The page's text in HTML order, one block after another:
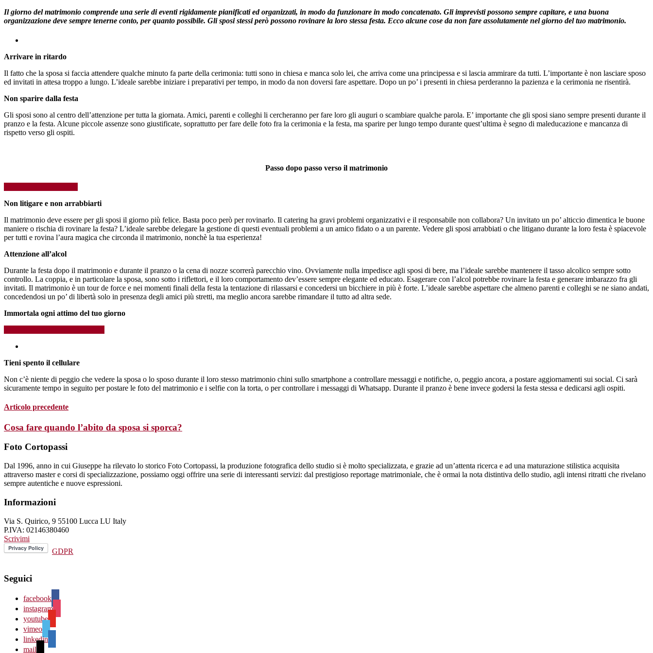
Il giorno del matrimonio comprende una serie di eventi rigidamente pianificati ed organizzati, in modo da funzionare in modo concatenato. Gli imprevisti possono sempre capitare, e una buona
organizzazione deve sempre tenerne conto, per quanto possibile. Gli sposi stessi però possono rovinare la loro stessa festa. Ecco alcune cose da non fare assolutamente nel giorno del tuo matrimonio.
Arrivare in ritardo
Il fatto che la sposa si faccia attendere qualche minuto fa parte della cerimonia: tutti sono in chiesa e manca solo lei, che arriva come una principessa e si lascia ammirare da tutti. L’importante è non lasciare sposo
ed invitati in attesa troppo a lungo. L’ideale sarebbe iniziare i preparativi per tempo, in modo da non doversi fare aspettare. Dopo un po’ i presenti in chiesa perderanno la pazienza e la cerimonia ne risentirà.
Non sparire dalla festa
Gli sposi sono al centro dell’attenzione per tutta la giornata. Amici, parenti e colleghi li cercheranno per fare loro gli auguri o scambiare qualche parola. E’ importante che gli sposi siano sempre presenti durante il
pranzo e la festa. Alcune piccole assenze sono giustificate, soprattutto per fare delle foto fra la cerimonia e la festa, ma sparire per lungo tempo durante quest’ultima è segno di maleducazione e mancanza di
rispetto verso gli ospiti.
Passo dopo passo verso il matrimonio
Non litigare e non arrabbiarti
Il matrimonio deve essere per gli sposi il giorno più felice. Basta poco però per rovinarlo. Il catering ha gravi problemi organizzativi e il responsabile non collabora? Un invitato un po’ alticcio dimentica le buone
maniere o rischia di rovinare la festa? L’ideale sarebbe delegare la gestione di questi eventuali problemi a un amico fidato o a un parente. Vedere gli sposi arrabbiati o che litigano durante la loro festa è spiacevole
per tutti e rovina l’aura magica che circonda il matrimonio, nonchè la tua esperienza!
Attenzione all’alcol
Durante la festa dopo il matrimonio e durante il pranzo o la cena di nozze scorrerà parecchio vino. Ovviamente nulla impedisce agli sposi di bere, ma l’ideale sarebbe mantenere il tasso alcolico sempre sotto
controllo. La coppia, e in particolare la sposa, sono sotto i riflettori, e il loro comportamento dev’essere sempre elegante ed educato. Esagerare con l’alcol potrebbe rovinare la festa e generare imbarazzo fra gli
invitati. Il matrimonio è un tour de force e nei momenti finali della festa la tentazione di rilassarsi e concedersi un bicchiere in più è forte. L’ideale sarebbe aspettare che almeno parenti e colleghi se ne siano andati,
concedendosi un po’ di libertà solo in presenza degli amici più stretti, ma meglio ancora sarebbe rimandare il tutto ad altra sede.
Immortala ogni attimo del tuo giorno
Tieni spento il cellulare
Non c’è niente di peggio che vedere la sposa o lo sposo durante il loro stesso matrimonio chini sullo smartphone a controllare messaggi e notifiche, o, peggio ancora, a postare aggiornamenti sui social. Ci sarà
sicuramente tempo in seguito per postare le foto del matrimonio e i selfie con la torta, o per controllare i messaggi di Whatsapp. Durante il pranzo è bene invece godersi la festa stessa e dedicarsi agli ospiti.
Articolo precedente
Cosa fare quando l’abito da sposa si sporca?
Foto Cortopassi
Dal 1996, anno in cui Giuseppe ha rilevato lo storico Foto Cortopassi, la produzione fotografica dello studio si è molto specializzata, e grazie ad un’attenta ricerca e ad una maturazione stilistica acquisita
attraverso master e corsi di specializzazione, possiamo oggi offrire una serie di interessanti servizi: dal prestigioso reportage matrimoniale, che è ormai la nota distintiva dello studio, agli intensi ritratti che rivelano
sempre autentiche e nuove espressioni.
Informazioni
Via S. Quirico, 9 55100 Lucca LU Italy
P.IVA: 02146380460
Scrivimi
GDPR
Seguici
facebook
instagram
youtube
vimeo
linkedin
mail